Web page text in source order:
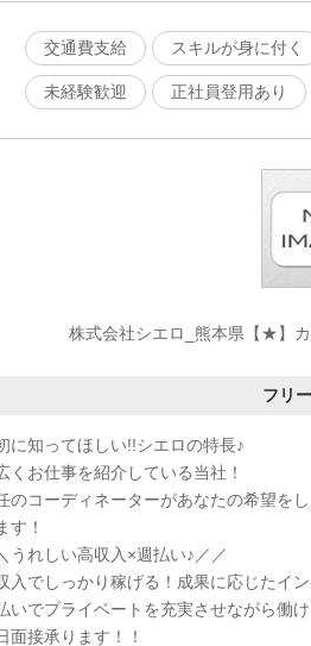
交通費支給
スキルが身に付く
未経験歓迎 正社員登用あり
株式会社シエロ_熊本県【★】
フリ
に知ってほしい!!シエロの特長♪
くお仕事を紹介している当社！
のコーディネーターがあなたの希望を
す！
うれしい高収入×週払い♪／／
入でしっかり稼げる！成果に応じたイ
いでプライベートを充実させながら働
面接承ります！！